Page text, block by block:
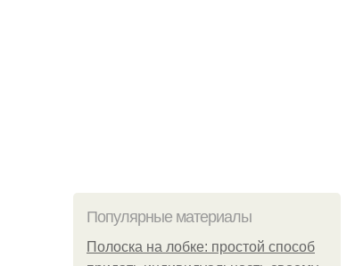
Популярные материалы
Полоска на лобке: простой способ